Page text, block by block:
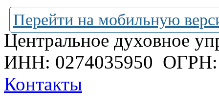
Перейти на мобильную
Центральное духовное
ИНН: 0274035950 ОГРН:
Контакты